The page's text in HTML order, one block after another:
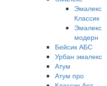
Эмалекс
Классик
Эмалекс
модерн
Бейсик АБС
Урбан эмалекс
Атум
Атум про